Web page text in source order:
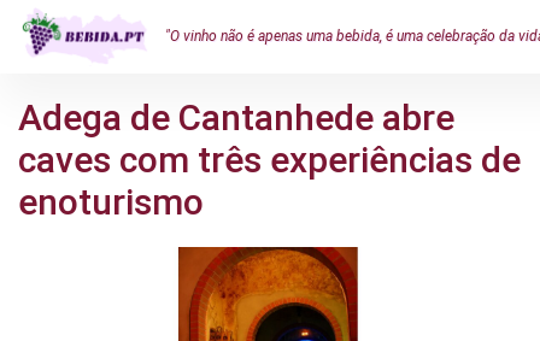
"O vinho não é apenas uma bebida, é uma celebração da
Adega de Cantanhede abre
caves com três experiências de
enoturismo